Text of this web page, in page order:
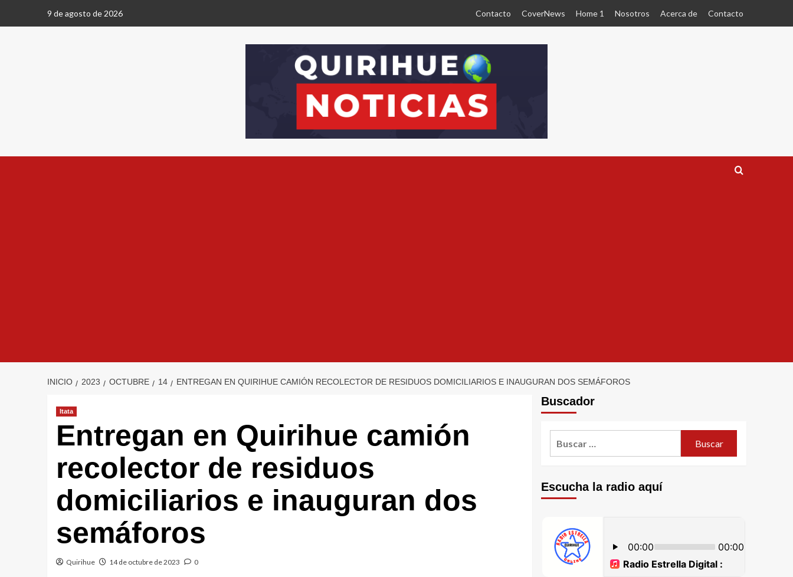
9 de agosto de 2026 Contacto CoverNews Home 1 Nosotros Acerca de Contacto
INICIO 2023 OCTUBRE 14 ENTREGAN EN QUIRIHUE CAMIÓN RECOLECTOR DE RESIDUOS DOMICILIARIOS E INAUGURAN DOS SEMÁFOROS
Itata
Entregan en Quirihue camión
recolector de residuos
domiciliarios e inauguran dos
semáforos
Quirihue 14 de octubre de 2023 0
Buscador
Escucha la radio aquí